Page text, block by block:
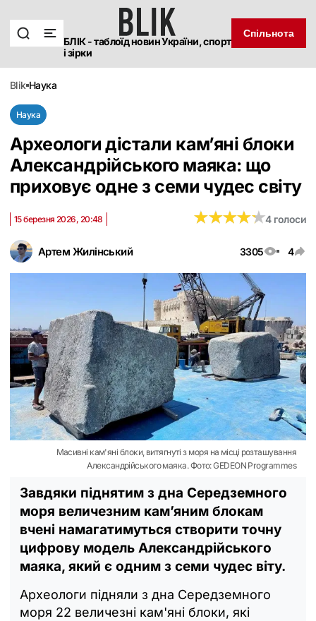
БЛІК - таблоїд новин України, спорт
і зірки
Спільнота
blik наука
Наука
Археологи дістали кам’яні блоки
Александрійського маяка: що
приховує одне з семи чудес світу
Артем Жилінський 3305 4
15 березня 2026, 20:48 ★★★★★
★★★★★4 голоси
Масивні кам'яні блоки, витягнуті з моря на місці розташування
Александрійського маяка. Фото: GEDEON Programmes
Завдяки піднятим з дна Середземного
моря величезним кам’яним блокам
вчені намагатимуться створити точну
цифрову модель Александрійського
маяка, який є одним з семи чудес віту.
Археологи підняли з дна Середземного
моря 22 величезні кам'яні блоки, які